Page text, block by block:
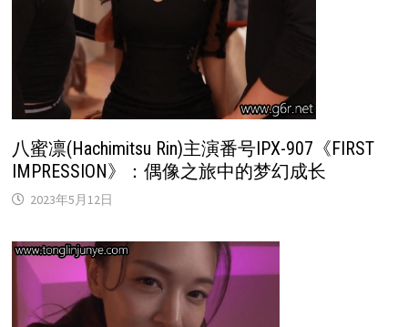
八蜜凛(Hachimitsu Rin)主演番号IPX-907《FIRST
IMPRESSION》：偶像之旅中的梦幻成长
2023年5月12日